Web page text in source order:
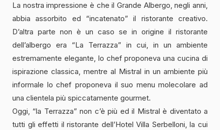
La nostra impressione è che il Grande Albergo, negli anni,
abbia assorbito ed “incatenato” il ristorante creativo.
D’altra parte non è un caso se in origine il ristorante
dell’albergo era “La Terrazza” in cui, in un ambiente
estremamente elegante, lo chef proponeva una cucina di
ispirazione classica, mentre al Mistral in un ambiente più
informale lo chef proponeva il suo menu molecolare ad
una clientela più spiccatamente gourmet.
Oggi, “la Terrazza” non c’è più ed il Mistral è diventato a
tutti gli effetti il ristorante dell’Hotel Villa Serbelloni, la cui